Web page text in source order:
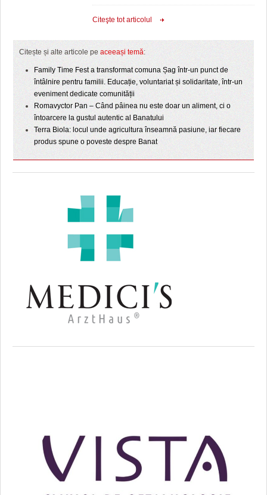
Citeşte tot articolul
Citește și alte articole pe aceeași temă:
Family Time Fest a transformat comuna Șag într-un punct de
întâlnire pentru familii. Educație, voluntariat și solidaritate, într-un
eveniment dedicate comunității
Romavyctor Pan – Când pâinea nu este doar un aliment, ci o
întoarcere la gustul autentic al Banatului
Terra Biola: locul unde agricultura înseamnă pasiune, iar fiecare
produs spune o poveste despre Banat